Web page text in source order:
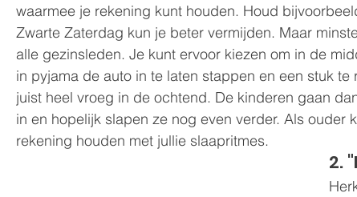
waarmee je rekening kunt houden. Houd
Zwarte Zaterdag kun je beter vermijden. Maar
alle gezinsleden. Je kunt ervoor kiezen om in de
in pyjama de auto in te laten stappen en een stuk
juist heel vroeg in de ochtend. De kinderen gaan
in en hopelijk slapen ze nog even verder. Als ouder
rekening houden met jullie slaapritmes.
2.